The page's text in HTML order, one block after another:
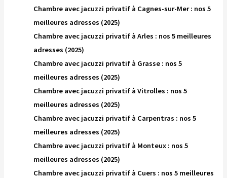
Chambre avec jacuzzi privatif à Cagnes-sur-Mer : nos 5
meilleures adresses (2025)
Chambre avec jacuzzi privatif à Arles : nos 5 meilleures
adresses (2025)
Chambre avec jacuzzi privatif à Grasse : nos 5
meilleures adresses (2025)
Chambre avec jacuzzi privatif à Vitrolles : nos 5
meilleures adresses (2025)
Chambre avec jacuzzi privatif à Carpentras : nos 5
meilleures adresses (2025)
Chambre avec jacuzzi privatif à Monteux : nos 5
meilleures adresses (2025)
Chambre avec jacuzzi privatif à Cuers : nos 5 meilleures